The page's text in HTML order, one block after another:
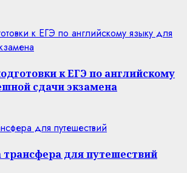
к ЕГЭ по английскому языку для
к ЕГЭ по английскому
сдачи экзамена
для путешествий
для путешествий